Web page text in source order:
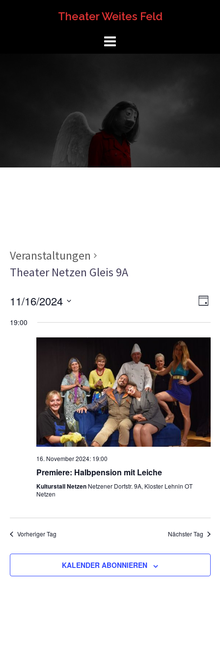
Theater Weites Feld
Veranstaltungen
Theater Netzen Gleis 9A
TAG
11/16/2024
19:00
16. November 2024: 19:00
Premiere: Halbpension mit Leiche
Kulturstall Netzen Netzener Dorfstr. 9A, Kloster Lehnin OT
Netzen
Vorheriger Tag Nächster Tag
KALENDER ABONNIEREN